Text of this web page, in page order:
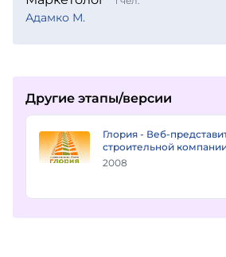
Адамко М.
Другие этапы/версии
Глория - Веб-
строительной
2008